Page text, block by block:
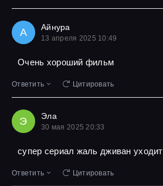
А Айнура
13 апреля 2025 10:49
Очень хороший фильм
Ответить Цитировать
Э Эла
30 мая 2025 20:33
супер сериал жаль дживан уходит
Ответить Цитировать